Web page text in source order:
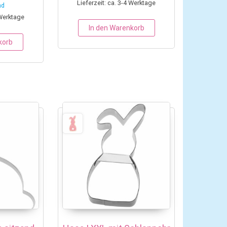
Lieferzeit: ca. 3-4 Werktage
In den Warenkorb